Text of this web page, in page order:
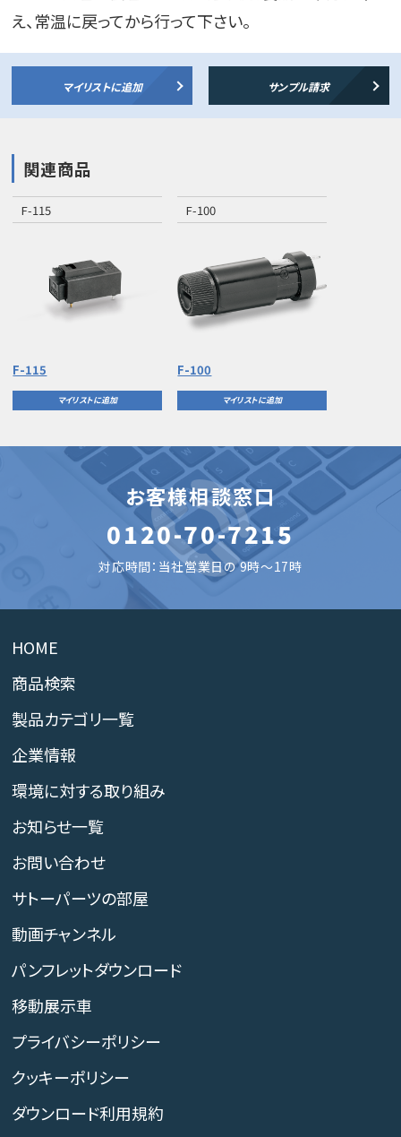
え、常温に戻ってから行って下さい。
マイリストに追加 サンプル請求
関連商品
F-115
F-115
マイリストに追加
F-100
F-100
マイリストに追加
お客様相談窓口
0120-70-7215
対応時間：当社営業日の 9時～17時
HOME
商品検索
製品カテゴリ一覧
企業情報
環境に対する取り組み
お知らせ一覧
お問い合わせ
サトーパーツの部屋
動画チャンネル
パンフレットダウンロード
移動展示車
プライバシーポリシー
クッキーポリシー
ダウンロード利用規約